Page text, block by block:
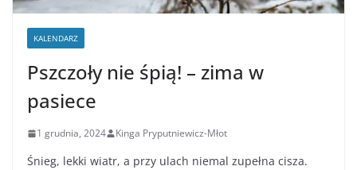
KALENDARZ
Pszczoły nie śpią! – zima w
pasiece
1 grudnia, 2024 Kinga Pryputniewicz-Młot
Śnieg, lekki wiatr, a przy ulach niemal zupełna cisza.